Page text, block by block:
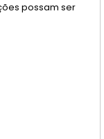
possam ser